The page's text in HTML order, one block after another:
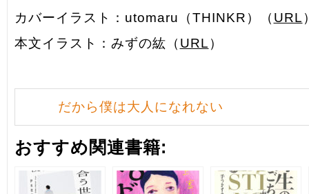
カバーイラスト：utomaru（THINKR）（ URL
本文イラスト：みずの紘（ URL ）
だから僕は大人になれない
おすすめ関連書籍: